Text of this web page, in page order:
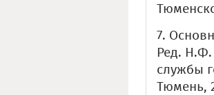
7.
Ред.
службы
Тюмень,